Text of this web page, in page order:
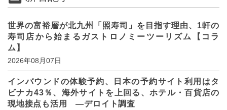
世界の富裕層が北九州「照寿司」を目指す理由、1軒の
寿司店から始まるガストロノミーツーリズム【コラ
ム】
2026年08月07日
インバウンドの体験予約、日本の予約サイト利用はタ
ビナカ43％、海外サイトを上回る、ホテル・百貨店の
現地接点も活用 ―デロイト調査